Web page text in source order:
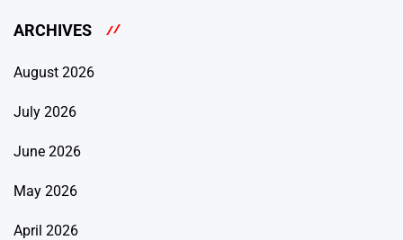
ARCHIVES
August 2026
July 2026
June 2026
May 2026
April 2026